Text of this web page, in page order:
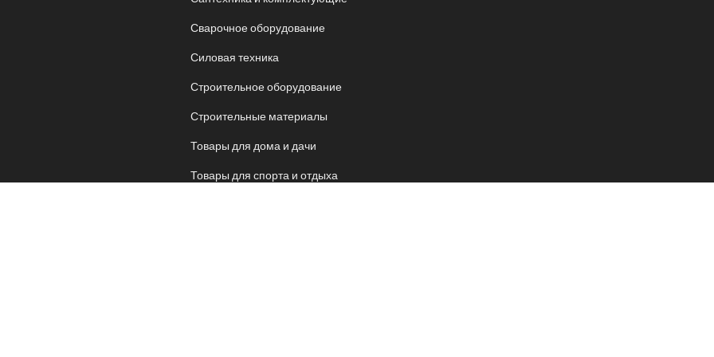
Сварочное оборудование
Силовая техника
Строительное оборудование
Строительные материалы
Товары для дома и дачи
Товары для спорта и отдыха